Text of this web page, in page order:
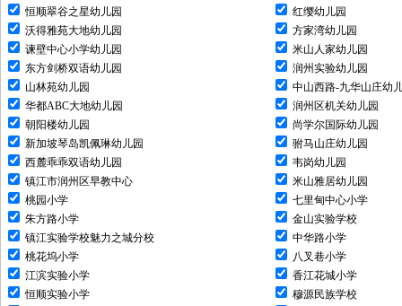
恒顺翠谷之星幼儿园
红缨幼儿园
沃得雅苑大地幼儿园
方家湾幼儿园
谏壁中心小学幼儿园
米山人家幼儿园
东方剑桥双语幼儿园
润州实验幼儿园
山林苑幼儿园
中山西路-九华山庄幼
华都ABC大地幼儿园
润州区机关幼儿园
朝阳楼幼儿园
尚学尔国际幼儿园
新加坡琴岛凯佩琳幼儿园
驸马山庄幼儿园
西麓乖乖双语幼儿园
韦岗幼儿园
镇江市润州区早教中心
米山雅居幼儿园
桃园小学
七里甸中心小学
朱方路小学
金山实验学校
镇江实验学校魅力之城分校
中华路小学
桃花坞小学
八叉巷小学
江滨实验小学
香江花城小学
恒顺实验小学
穆源民族学校